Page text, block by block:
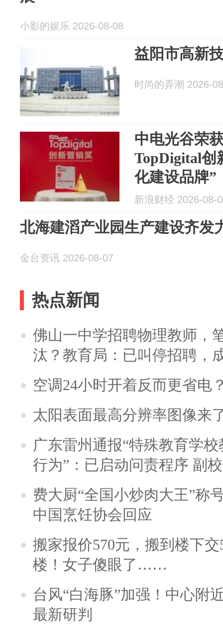
小影的娱乐 2026-08-08
益阳市高新
时尚的弄潮 2026-
中电光谷荣
TopDigital创
化建设品牌”
新浪财经 2026-08-
北海建滔产业园生产建设齐发
金台资讯 2026-08-07
热点新闻
佛山一中学招聘物理教师，
汰？教育局：已叫停招聘，
空调24小时开着反而更省电
太阳表面最高分辨率图像来
广东雷州通报“特殊教育学
行为”：已启动问责程序 副
费大厨“全国小炒肉大王”称
中国烹饪协会回应
搬家报价570元，搬到楼下
楼！女子傻眼了……
台风“白海豚”加强！中心附
最新研判